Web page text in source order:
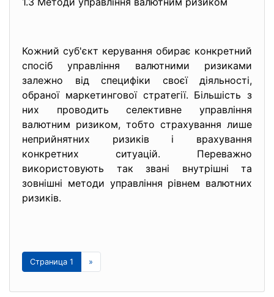
Кожний суб'єкт керування обирає конкретний
спосіб управління валютними ризиками
залежно від специфіки своєї діяльності,
обраної маркетингової стратегії. Більшість з
них проводить селективне управління
валютним ризиком, тобто страхування лише
неприйнятних ризиків і врахування
конкретних ситуацій. Переважно
використовують так звані внутрішні та
зовнішні методи управління рівнем валютних
ризиків.
Страница 1 »